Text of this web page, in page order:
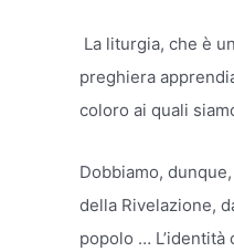
La liturgia, che è
preghiera
coloro ai quali
Dobbiamo,
della Rivelazione,
popolo … L’identità